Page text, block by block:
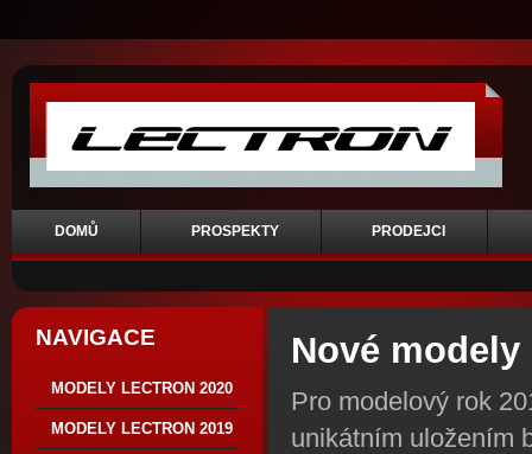
DOMŮ PROSPEKTY PRODEJCI
NAVIGACE
MODELY LECTRON 2020
MODELY LECTRON 2019
Nové
Pro modelový rok
unikátním uložením